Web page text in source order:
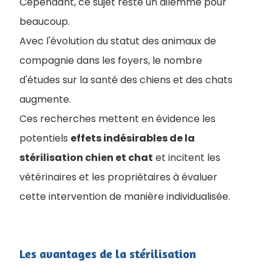
beaucoup.
Avec l'évolution du statut des animaux de
compagnie dans les foyers, le nombre
d'études sur la santé des chiens et des chats
augmente.
Ces recherches mettent en évidence les
potentiels effets indésirables de la
stérilisation chien et chat et incitent les
vétérinaires et les propriétaires à évaluer
cette intervention de manière individualisée.
Les avantages de la stérilisation